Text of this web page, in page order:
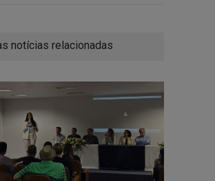
notícias relacionadas